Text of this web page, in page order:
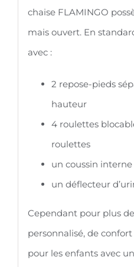
chaise FLAMINGO
mais ouvert. En
avec :
2 repose-pieds
hauteur
4 roulettes
roulettes
un coussin
un déflecteur
Cependant pour plus
personnalisé, de
pour les enfants avec